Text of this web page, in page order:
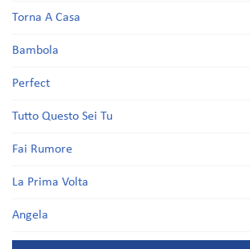
Torna A Casa
Bambola
Perfect
Tutto Questo Sei Tu
Fai Rumore
La Prima Volta
Angela